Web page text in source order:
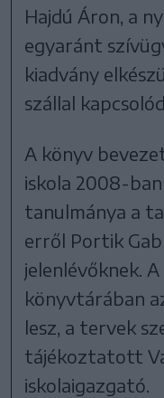
Hajdú Áron, a
egyaránt
kiadvány
szállal
A könyv
iskola 2008-
tanulmánya a
erről Portik
jelenlévőknek.
könyvtárában
lesz, a tervek
tájékoztatott
iskolaigazgató.